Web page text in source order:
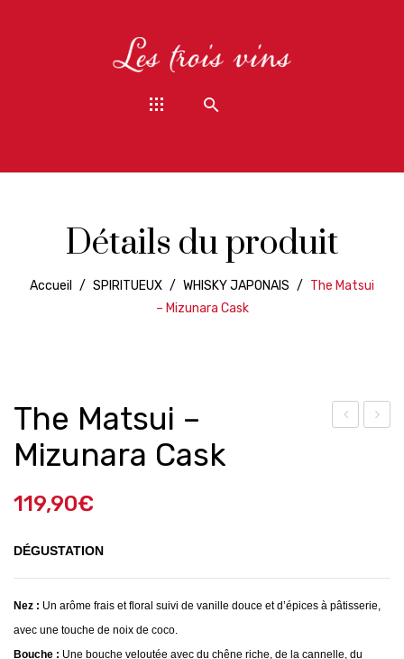
Détails du produit
Accueil / SPIRITUEUX / WHISKY JAPONAIS / The Matsui
– Mizunara Cask
OR
The Matsui –
Mizunara Cask
119,90€
DÉGUSTATION
Nez : Un arôme frais et floral suivi de vanille douce et d’épices à pâtisserie,
avec une touche de noix de coco.
Bouche : Une bouche veloutée avec du chêne riche, de la cannelle, du